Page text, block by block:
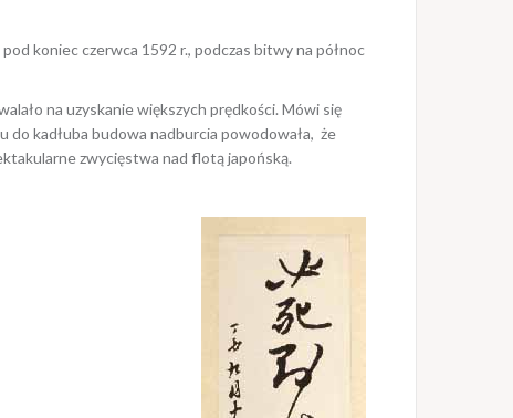
koniec czerwca 1592 r., podczas bitwy na północ
na uzyskanie większych prędkości. Mówi się
kadłuba budowa nadburcia powodowała, że
zwycięstwa nad flotą japońską.